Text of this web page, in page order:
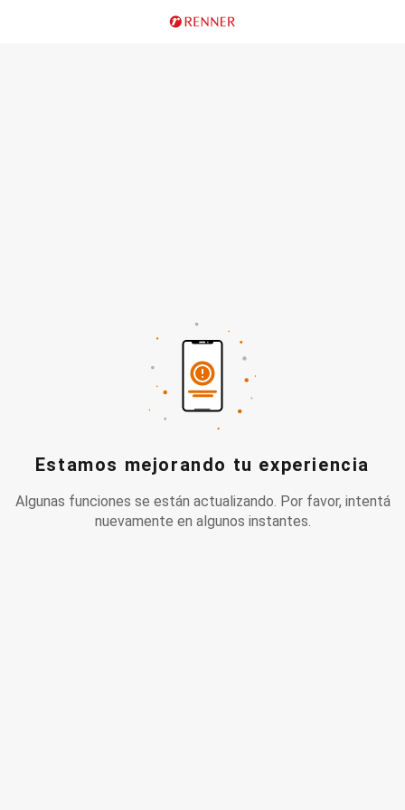
Estamos mejorando tu experiencia
Algunas funciones se están actualizando. Por favor, intentá
nuevamente en algunos instantes.